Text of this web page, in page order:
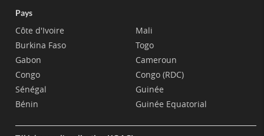
Pays
Côte d'Ivoire
Burkina Faso
Gabon
Congo
Sénégal
Bénin
Mali
Togo
Cameroun
Congo (RDC)
Guinée
Guinée Equatorial